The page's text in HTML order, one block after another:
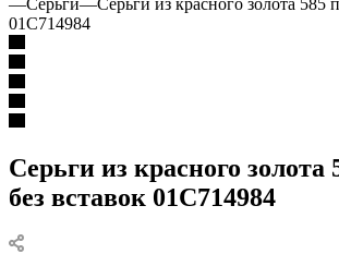
01С714984
Серьги из красного золота
без вставок 01С714984